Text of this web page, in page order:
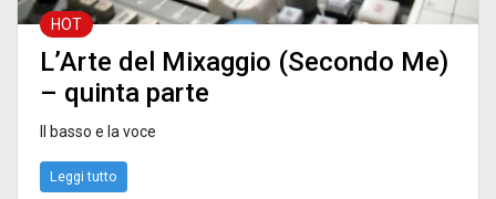
HOT
L’Arte del Mixaggio (Secondo Me)
– quinta parte
Il basso e la voce
Leggi tutto